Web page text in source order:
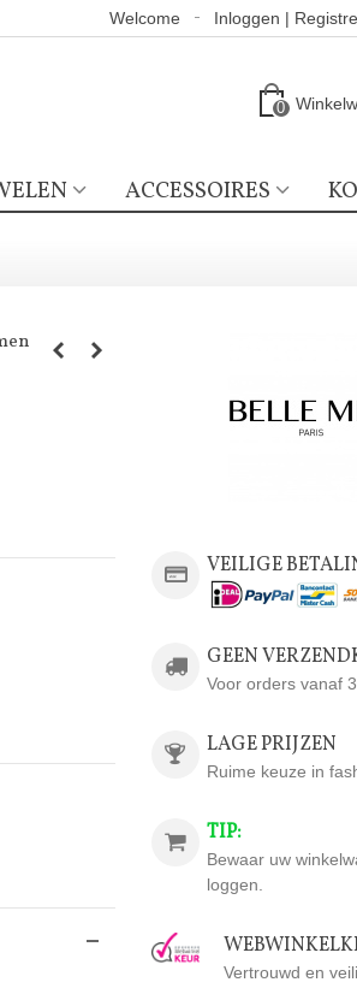
Inloggen |
Welcome
0
ACCESSOIRES
VEILIGE
GEEN
Voor orders vanaf
LAGE PRIJZEN
Ruime keuze in
TIP:
Bewaar uw
loggen.
Vertrouwd en